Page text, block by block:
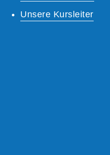
Unsere Kursleiter